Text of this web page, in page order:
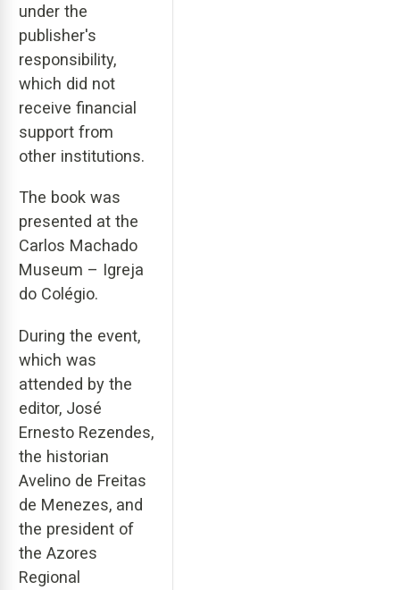
under the
publisher's
responsibility,
which did not
receive financial
support from
other institutions.
The book was
presented at the
Carlos Machado
Museum – Igreja
do Colégio.
During the event,
which was
attended by the
editor, José
Ernesto Rezendes,
the historian
Avelino de Freitas
de Menezes, and
the president of
the Azores
Regional